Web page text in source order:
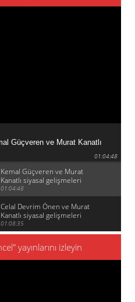
Güçveren ve Murat Kanatlı
01:04:48
Kemal Güçveren ve Murat
Kanatlı siyasal gelişmeleri
konuşuyor
01:04:48
Celal Devrim Önen ve Murat
Kanatlı siyasal gelişmeleri
konuşuyor
01:08:35
yayınlarını izleyin